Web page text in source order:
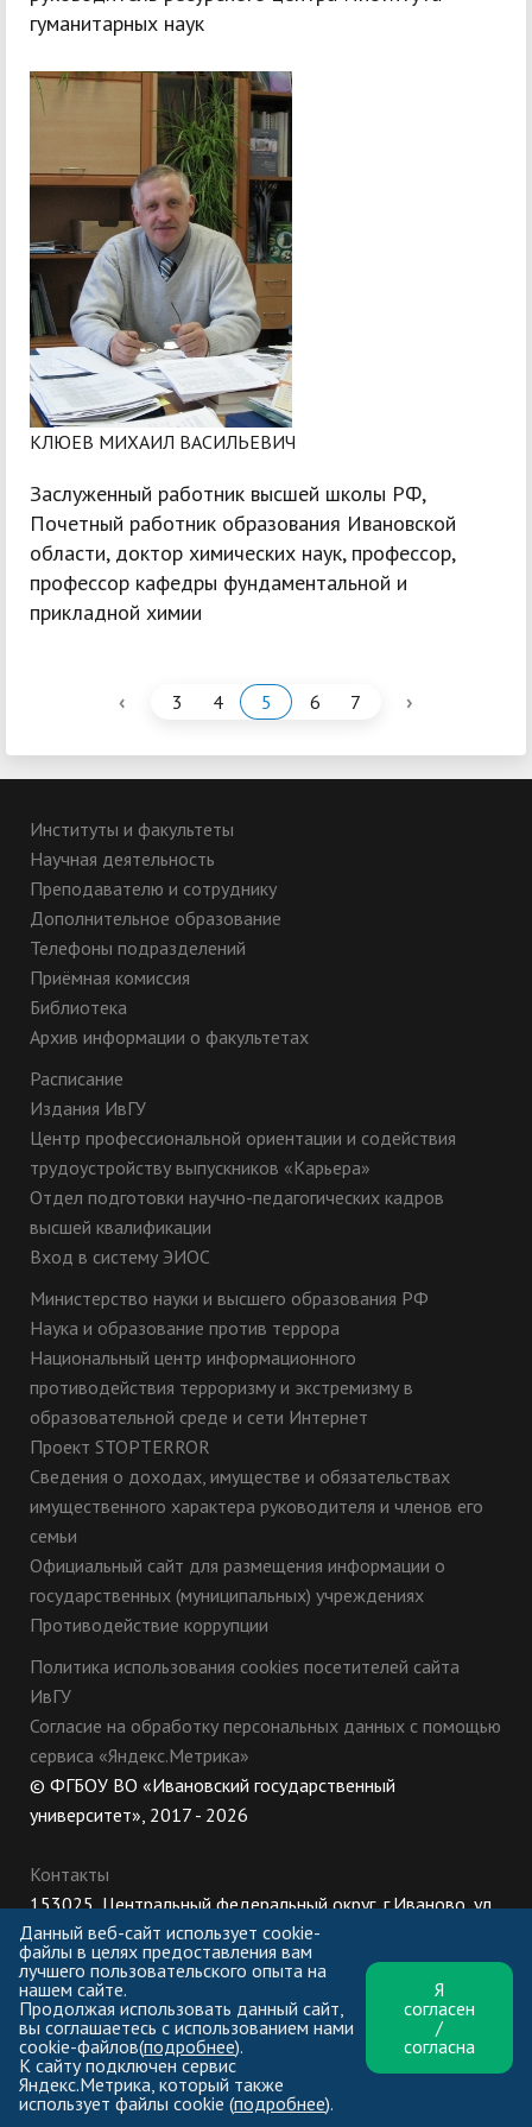
гуманитарных наук
КЛЮЕВ МИХАИЛ ВАСИЛЬЕВИЧ
Заслуженный работник высшей школы РФ,
Почетный работник образования Ивановской
области, доктор химических наук, профессор,
профессор кафедры фундаментальной и
прикладной химии
‹ 3 4 5 6 7 ›
Институты и факультеты
Научная деятельность
Преподавателю и сотруднику
Дополнительное образование
Телефоны подразделений
Приёмная комиссия
Библиотека
Архив информации о факультетах
Расписание
Издания ИвГУ
Центр профессиональной ориентации и содействия
трудоустройству выпускников «Карьера»
Отдел подготовки научно-педагогических кадров
высшей квалификации
Вход в систему ЭИОС
Министерство науки и высшего образования РФ
Наука и образование против террора
Национальный центр информационного
противодействия терроризму и экстремизму в
образовательной среде и сети Интернет
Проект STOPTERROR
Сведения о доходах, имуществе и обязательствах
имущественного характера руководителя и членов его
семьи
Официальный сайт для размещения информации о
государственных (муниципальных) учреждениях
Противодействие коррупции
Политика использования cookies посетителей сайта
ИвГУ
Согласие на обработку персональных данных с помощью
сервиса «Яндекс.Метрика»
© ФГБОУ ВО «Ивановский государственный
университет», 2017 - 2026
Контакты
153025, Центральный федеральный округ, г.Иваново, ул.
Ермака, 39
8 (800) 222-56-86 (Приемная комиссия), +7 (4932) 32-62-
10 (Ректорат)
ПН-ЧТ: 8:30-17:00;
ПТ: 8:30-16:00;
Данный веб-сайт использует cookie-
файлы в целях предоставления вам
лучшего пользовательского опыта на
нашем сайте.
Продолжая использовать данный сайт,
вы соглашаетесь с использованием нами
cookie-файлов(подробнее).
К сайту подключен сервис
Яндекс.Метрика, который также
использует файлы cookie (подробнее).
Я
согласен
/
согласна